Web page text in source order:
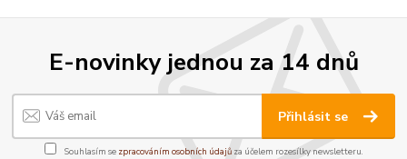
E-novinky jednou za 14 dnů
Přihlásit se
Souhlasím se zpracováním osobních údajůza účelem rozesílky newsletteru.